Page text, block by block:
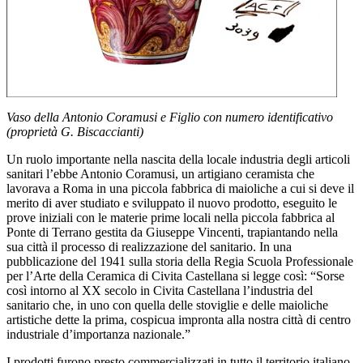
Vaso della Antonio Coramusi e Figlio con numero identificativo
(proprietà G. Biscaccianti)
Un ruolo importante nella nascita della locale industria degli articoli
sanitari l’ebbe Antonio Coramusi, un artigiano ceramista che
lavorava a Roma in una piccola fabbrica di maioliche a cui si deve il
merito di aver studiato e sviluppato il nuovo prodotto, eseguito le
prove iniziali con le materie prime locali nella piccola fabbrica al
Ponte di Terrano gestita da Giuseppe Vincenti, trapiantando nella
sua città il processo di realizzazione del sanitario. In una
pubblicazione del 1941 sulla storia della Regia Scuola Professionale
per l’Arte della Ceramica di Civita Castellana si legge così: “Sorse
così intorno al XX secolo in Civita Castellana l’industria del
sanitario che, in uno con quella delle stoviglie e delle maioliche
artistiche dette la prima, cospicua impronta alla nostra città di centro
industriale d’importanza nazionale.”